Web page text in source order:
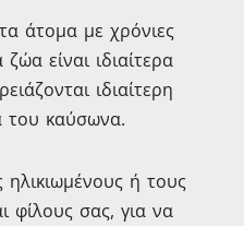
άτομα με χρόνιες
είναι ιδιαίτερα
ιδιαίτερη
του καύσωνα.
ηλικιωμένους ή τους
φίλους σας, για να